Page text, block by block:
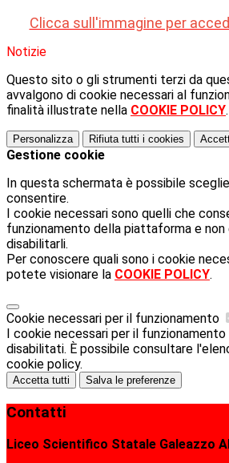
Clicca sull'immagine per
Notizie
Questo sito o gli strumenti terzi da
avvalgono di cookie necessari al
finalità illustrate nella COOKIE POLICY.
Personalizza Rifiuta tutti i cookies
Gestione cookie
In questa schermata è possibile
consentire.
I cookie necessari sono quelli che
funzionamento della piattaforma e non
disabilitarli.
Per conoscere quali sono i cookie
potete visionare la COOKIE POLICY.
Cookie necessari per il funzionamento
I cookie necessari per il
disabilitati. È possibile consultare
cookie policy.
Accetta tutti Salva le preferenze
Contatti
Liceo Scientifico Statale Galeazzo